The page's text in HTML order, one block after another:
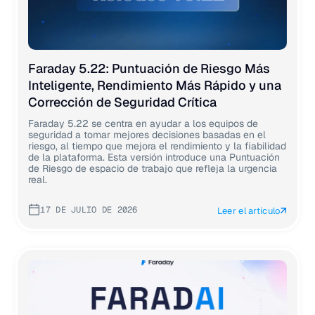
Faraday 5.22: Puntuación de Riesgo Más
Inteligente, Rendimiento Más Rápido y una
Corrección de Seguridad Crítica
Faraday 5.22 se centra en ayudar a los equipos de
seguridad a tomar mejores decisiones basadas en el
riesgo, al tiempo que mejora el rendimiento y la fiabilidad
de la plataforma. Esta versión introduce una Puntuación
de Riesgo de espacio de trabajo que refleja la urgencia
real.
17 DE JULIO DE 2026 Leer el artículo